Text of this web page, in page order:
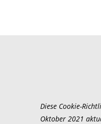
Diese Cookie-
Oktober 2021